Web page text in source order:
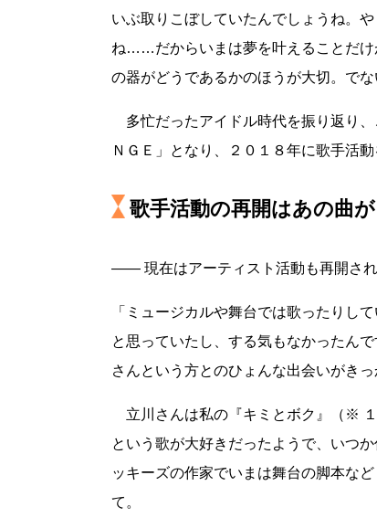
いぶ取りこぼしていたんでしょうね。
ね……だからいまは夢を叶えることだけ
の器がどうであるかのほうが大切。で
多忙だったアイドル時代を振り返り
ＮＧＥ」となり、２０１８年に歌手活動
歌手活動の再開はあの曲
―― 現在はアーティスト活動も再開さ
「ミュージカルや舞台では歌ったりし
と思っていたし、する気もなかったん
さんという方とのひょんな出会いがきっ
立川さんは私の『キミとボク』（※ １
という歌が大好きだったようで、いつ
ッキーズの作家でいまは舞台の脚本な
て。